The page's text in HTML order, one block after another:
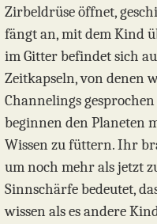
Zirbeldrüse öffnet,
fängt an, mit dem Kind
im Gitter befindet sich
Zeitkapseln, von denen
Channelings
beginnen den Planeten
Wissen zu füttern. Ihr
um noch mehr als jetzt
Sinnschärfe bedeutet,
wissen als es andere